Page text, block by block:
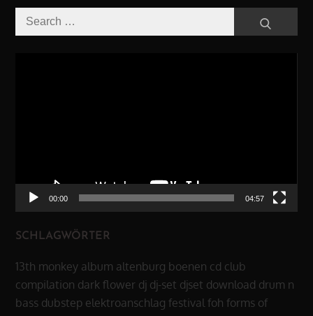
Search
for:
00:00 04:57
SCHLAGWÖRTER
13th monkey album altenburg boenen cd club
compilation dark flower dj dj-set djset download drum n
bass dubstep elektroanschlag festival foh forms of